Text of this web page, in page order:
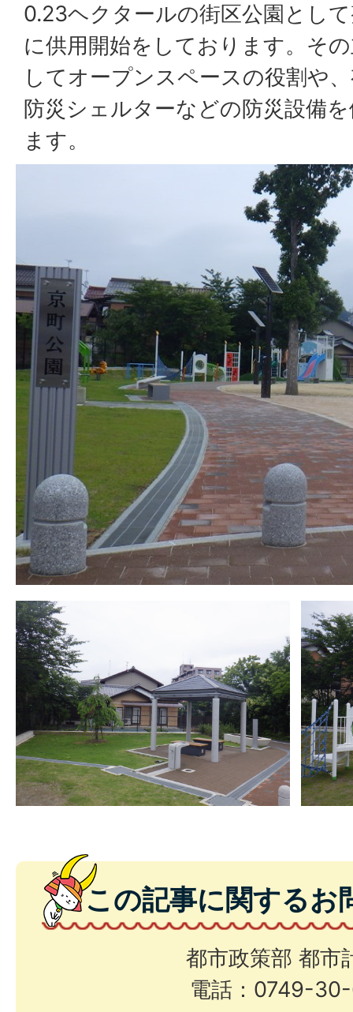
0.23ヘクタールの街区公園とし
に供用開始をしております。そ
してオープンスペースの役割や
防災シェルターなどの防災設備
ます。
この記事に関するお
都市政策部 都市
電話：0749-